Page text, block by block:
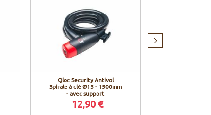
Qloc Security Antivol
Spirale à clé Ø15 - 1500mm
- avec support
12,90 €
suivant